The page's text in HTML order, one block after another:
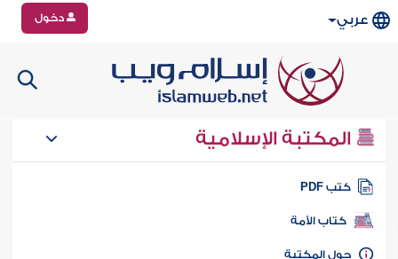
عربي دخول
المكتبة الإسلامية
كتب PDF
كتاب الأمة